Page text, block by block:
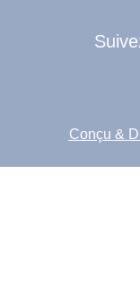
Conçu &